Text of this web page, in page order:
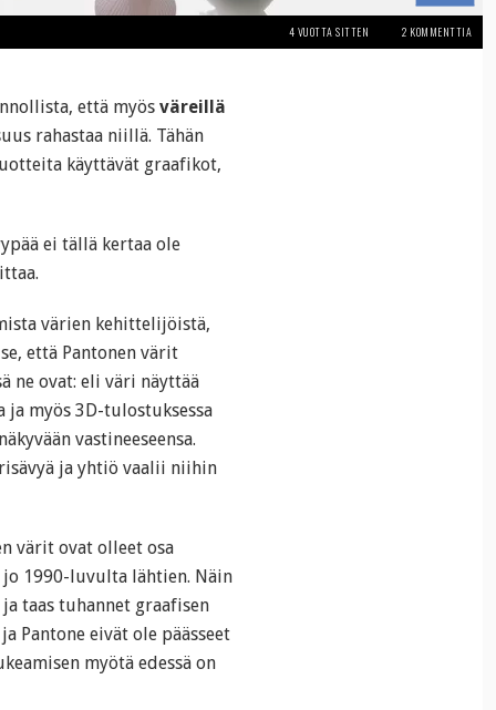
4 VUOTTA SITTEN 2 KOMMENTTIA
että myös väreillä
rahastaa niillä. Tähän
käyttävät graafikot,
ei tällä kertaa ole
värien kehittelijöistä,
että Pantonen värit
ne ovat: eli väri näyttää
myös 3D-tulostuksessa
vastineeseensa.
ja yhtiö vaalii niihin
värit ovat olleet osa
1990-luvulta lähtien. Näin
taas tuhannet graafisen
Pantone eivät ole päässeet
myötä edessä on